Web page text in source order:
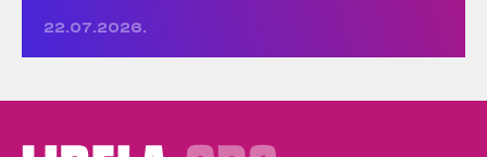
22.07.2026.